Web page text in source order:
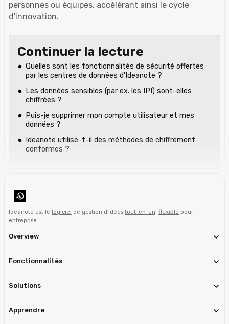
personnes ou équipes, accélérant ainsi le cycle
d'innovation.
Continuer la lecture
Quelles sont les fonctionnalités de sécurité offertes
par les centres de données d'Ideanote ?
Les données sensibles (par ex. les IPI) sont-elles
chiffrées ?
Puis-je supprimer mon compte utilisateur et mes
données ?
Ideanote utilise-t-il des méthodes de chiffrement
conformes ?
Ideanote est le logiciel de gestion d'idéestout-en-un flexible pour
entreprise
Overview
Fonctionnalités
Solutions
Apprendre